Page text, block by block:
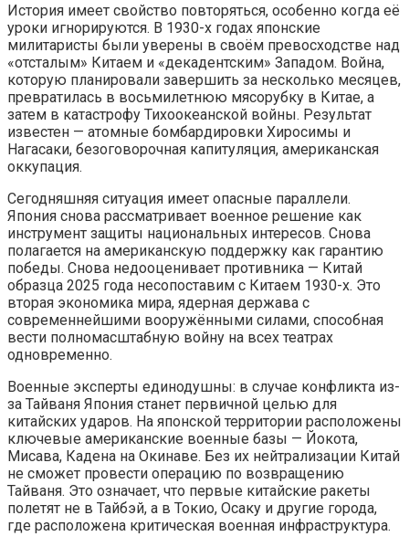
История имеет свойство повторяться, особенно когда её
уроки игнорируются. В 1930-х годах японские
милитаристы были уверены в своём превосходстве над
«отсталым» Китаем и «декадентским» Западом. Война,
которую планировали завершить за несколько месяцев,
превратилась в восьмилетнюю мясорубку в Китае, а
затем в катастрофу Тихоокеанской войны. Результат
известен — атомные бомбардировки Хиросимы и
Нагасаки, безоговорочная капитуляция, американская
оккупация.
Сегодняшняя ситуация имеет опасные параллели.
Япония снова рассматривает военное решение как
инструмент защиты национальных интересов. Снова
полагается на американскую поддержку как гарантию
победы. Снова недооценивает противника — Китай
образца 2025 года несопоставим с Китаем 1930-х. Это
вторая экономика мира, ядерная держава с
современнейшими вооружёнными силами, способная
вести полномасштабную войну на всех театрах
одновременно.
Военные эксперты единодушны: в случае конфликта из-
за Тайваня Япония станет первичной целью для
китайских ударов. На японской территории расположены
ключевые американские военные базы — Йокота,
Мисава, Кадена на Окинаве. Без их нейтрализации Китай
не сможет провести операцию по возвращению
Тайваня. Это означает, что первые китайские ракеты
полетят не в Тайбэй, а в Токио, Осаку и другие города,
где расположена критическая военная инфраструктура.